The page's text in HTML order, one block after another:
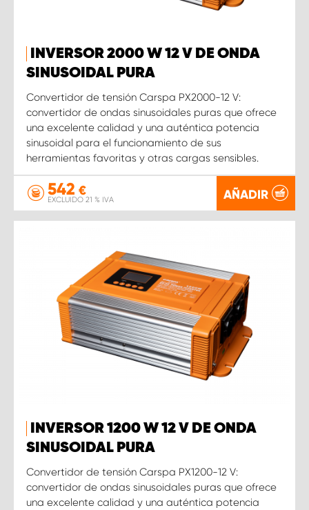
INVERSOR 2000 W 12 V DE ONDA
SINUSOIDAL PURA
Convertidor de tensión Carspa PX2000-12 V:
convertidor de ondas sinusoidales puras que ofrece
una excelente calidad y una auténtica potencia
sinusoidal para el funcionamiento de sus
herramientas favoritas y otras cargas sensibles.
542 €
EXCLUIDO 21 % IVA AÑADIR
INVERSOR 1200 W 12 V DE ONDA
SINUSOIDAL PURA
Convertidor de tensión Carspa PX1200-12 V:
convertidor de ondas sinusoidales puras que ofrece
una excelente calidad y una auténtica potencia